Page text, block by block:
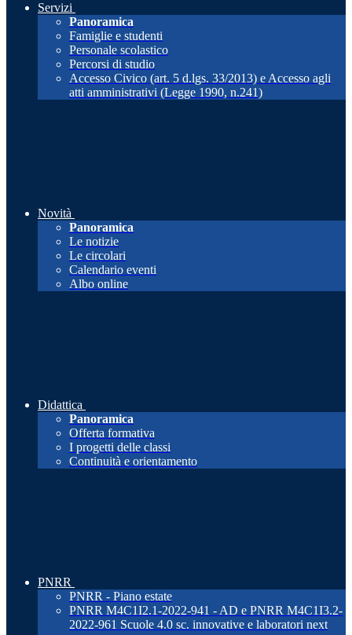
Servizi
Panoramica
Famiglie e studenti
Personale scolastico
Percorsi di studio
Accesso Civico (art. 5 d.lgs. 33/2013) e Accesso agli
atti amministrativi (Legge 1990, n.241)
Novità
Panoramica
Le notizie
Le circolari
Calendario eventi
Albo online
Didattica
Panoramica
Offerta formativa
I progetti delle classi
Continuità e orientamento
PNRR
PNRR - Piano estate
PNRR M4C1I2.1-2022-941 - AD e PNRR M4C1I3.2-
2022-961 Scuole 4.0 sc. innovative e laboratori next